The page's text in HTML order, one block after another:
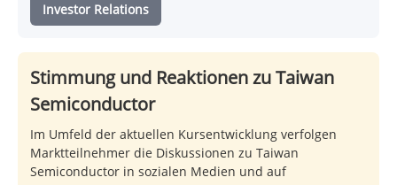
Investor Relations
Stimmung und Reaktionen zu Taiwan
Semiconductor
Im Umfeld der aktuellen Kursentwicklung verfolgen
Marktteilnehmer die Diskussionen zu Taiwan
Semiconductor in sozialen Medien und auf